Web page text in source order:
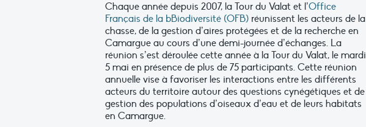
Chaque année depuis 2007, la Tour du Valat et l’Office
Français de la bBiodiversité (OFB) réunissent les acteurs de la
chasse, de la gestion d’aires protégées et de la recherche en
Camargue au cours d’une demi-journée d’échanges. La
réunion s’est déroulée cette année à la Tour du Valat, le mardi
5 mai en présence de plus de 75 participants. Cette réunion
annuelle vise à favoriser les interactions entre les différents
acteurs du territoire autour des questions cynégétiques et de
gestion des populations d’oiseaux d’eau et de leurs habitats
en Camargue.